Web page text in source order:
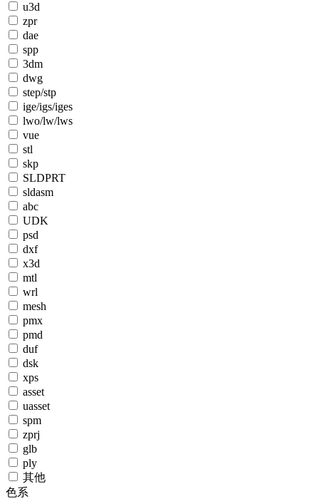
u3d
zpr
dae
spp
3dm
dwg
step/stp
ige/igs/iges
lwo/lw/lws
vue
stl
skp
SLDPRT
sldasm
abc
UDK
psd
dxf
x3d
mtl
wrl
mesh
pmx
pmd
duf
dsk
xps
asset
uasset
spm
zprj
glb
ply
其他
色系